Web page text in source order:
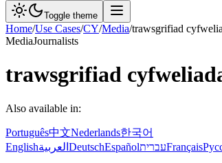
Toggle theme
Home/Use Cases/CY/Media/trawsgrifiad
MediaJournalists
trawsgrifiad
Also available in:
Português中文Nederlands한국어
Englishالعربية DeutschEspañolעבריתFrançais